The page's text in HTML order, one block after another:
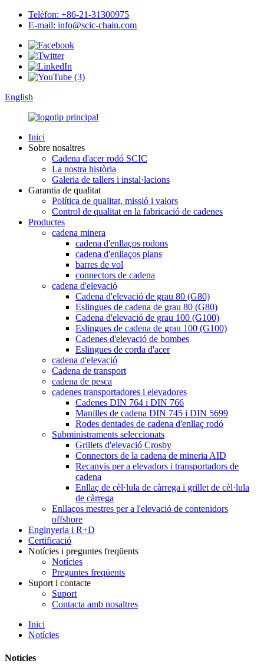
Telèfon: +86-21-31300975
E-mail: info@scic-chain.com
English
Inici
Sobre nosaltres
Cadena d'acer rodó SCIC
La nostra història
Galeria de tallers i instal·lacions
Garantia de qualitat
Política de qualitat, missió i valors
Control de qualitat en la fabricació de cadenes
Productes
cadena minera
cadena d'enllaços rodons
cadena d'enllaços plans
barres de vol
connectors de cadena
cadena d'elevació
Cadena d'elevació de grau 80 (G80)
Eslingues de cadena de grau 80 (G80)
Cadena d'elevació de grau 100 (G100)
Eslingues de cadena de grau 100 (G100)
Cadenes d'elevació de bombes
Eslingues de corda d'acer
cadena d'elevació
Cadena de transport
cadena de pesca
cadenes transportadores i elevadores
Cadenes DIN 764 i DIN 766
Manilles de cadena DIN 745 i DIN 5699
Rodes dentades de cadena d'enllaç rodó
Subministraments seleccionats
Grillets d'elevació Crosby
Connectors de la cadena de mineria AID
Recanvis per a elevadors i transportadors de
cadena
Enllaç de cèl·lula de càrrega i grillet de cèl·lula
de càrrega
Enllaços mestres per a l'elevació de contenidors
offshore
Enginyeria i R+D
Certificació
Notícies i preguntes freqüents
Notícies
Preguntes freqüents
Suport i contacte
Suport
Contacta amb nosaltres
Inici
Notícies
Notícies